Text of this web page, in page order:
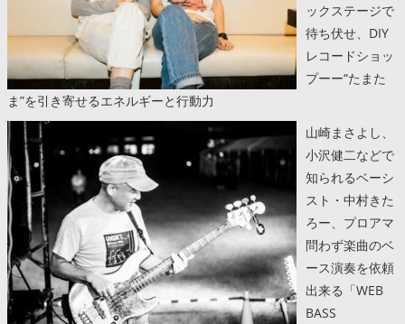
ックステージで
待ち伏せ、DIY
レコードショッ
プーー“たまた
ま”を引き寄せるエネルギーと行動力
山崎まさよし、
小沢健二などで
知られるベーシ
スト・中村きた
ろー、プロアマ
問わず楽曲のベ
ース演奏を依頼
出来る「WEB
BASS